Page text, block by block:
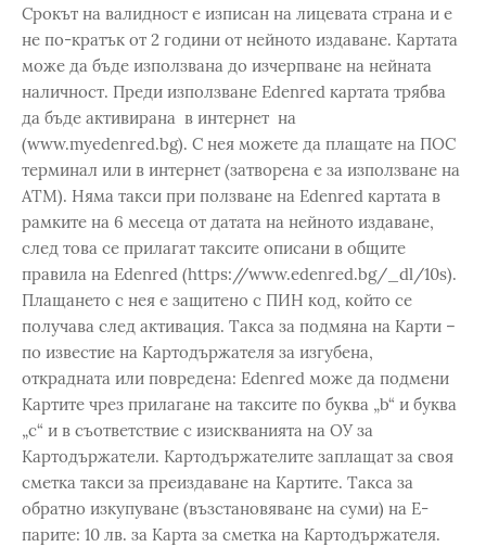
Срокът на валидност е изписан на лицевата страна и е
не по-кратък от 2 години от нейното издаване. Картата
може да бъде използвана до изчерпване на нейната
наличност. Преди използване Edenred картата трябва
да бъде активирана в интернет на
(www.myedenred.bg). С нея можете да плащате на ПОС
терминал или в интернет (затворена е за използване на
АТМ). Няма такси при ползване на Edenred картата в
рамките на 6 месеца от датата на нейното издаване,
след това се прилагат таксите описани в общите
правила на Edenred (https://www.edenred.bg/_dl/10s).
Плащането с нея е защитено с ПИН код, който се
получава след активация. Такса за подмяна на Карти –
по известие на Картодържателя за изгубена,
открадната или повредена: Edenred може да подмени
Картите чрез прилагане на таксите по буква „b“ и буква
„c“ и в съответствие с изискванията на ОУ за
Картодържатели. Картодържателите заплащат за своя
сметка такси за преиздаване на Картите. Такса за
обратно изкупуване (възстановяване на суми) на Е-
парите: 10 лв. за Карта за сметка на Картодържателя.